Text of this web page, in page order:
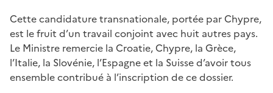
Cette candidature transnationale, portée par Chypre,
est le fruit d’un travail conjoint avec huit autres pays.
Le Ministre remercie la Croatie, Chypre, la Grèce,
l’Italie, la Slovénie, l’Espagne et la Suisse d’avoir tous
ensemble contribué à l’inscription de ce dossier.